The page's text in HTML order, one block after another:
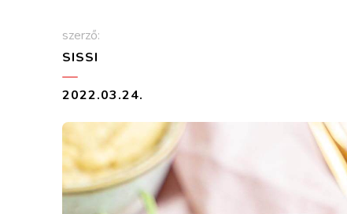
szerző:
SISSI
2022.03.24.